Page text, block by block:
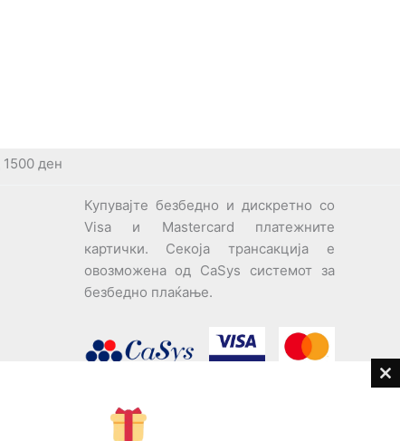
1500 ден
Купувајте безбедно и дискретно со
Visa и Mastercard платежните
картички. Секоја трансакција е
овозможена од CaSys системот за
безбедно плаќање.